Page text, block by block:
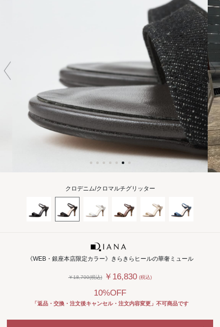
クロデニム/クロマルチグリッター
《WEB・銀座本店限定カラー》きらきらヒールの華奢ミュール
￥18,700(税込) ￥16,830 (税込)
10%OFF
「返品・交換・注文後キャンセル・注文内容変更」不可商品です